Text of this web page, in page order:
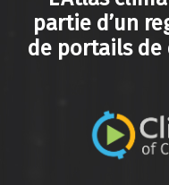
partie d’un
de portails de